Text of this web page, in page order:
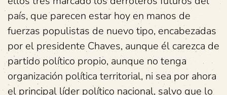
país, que parecen estar hoy en manos de
fuerzas populistas de nuevo tipo, encabezadas
por el presidente Chaves, aunque él carezca de
partido político propio, aunque no tenga
organización política territorial, ni sea por ahora
el principal líder político nacional, salvo que lo